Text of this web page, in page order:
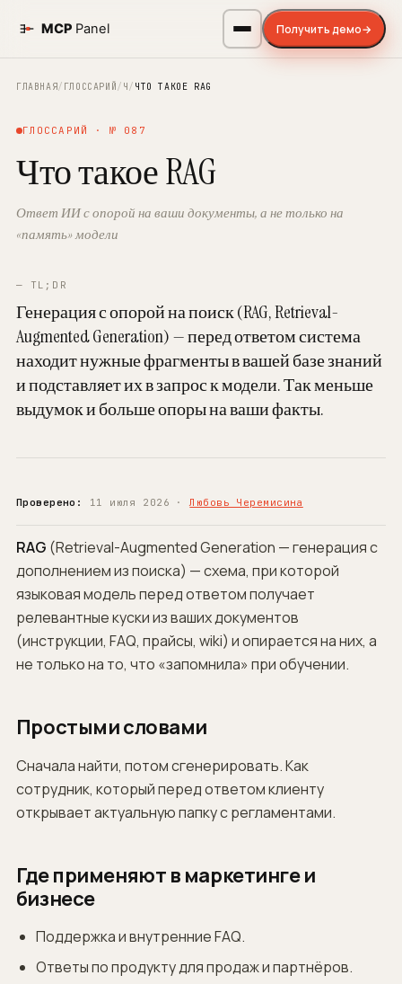
Получить демо→
ГЛАВНАЯ/ ГЛОССАРИЙ/ Ч/ ЧТО ТАКОЕ RAG
ГЛОССАРИЙ · № 087
Что такое RAG
Ответ ИИ с опорой на ваши документы, а не только на
«память» модели
— TL;DR
Генерация с опорой на поиск (RAG, Retrieval-
Augmented Generation) — перед ответом система
находит нужные фрагменты в вашей базе знаний
и подставляет их в запрос к модели. Так меньше
выдумок и больше опоры на ваши факты.
Проверено: 11 июля 2026 ·Любовь Черемисина
RAG (Retrieval-Augmented Generation — генерация с
дополнением из поиска) — схема, при которой
языковая модель перед ответом получает
релевантные куски из ваших документов
(инструкции, FAQ, прайсы, wiki) и опирается на них, а
не только на то, что «запомнила» при обучении.
Простыми словами
Сначаланайти, потомсгенерировать. Как
сотрудник, который перед ответом клиенту
открывает актуальную папку с регламентами.
Где применяют в маркетинге и
бизнесе
Поддержка и внутренние FAQ.
Ответы по продукту для продаж и партнёров.